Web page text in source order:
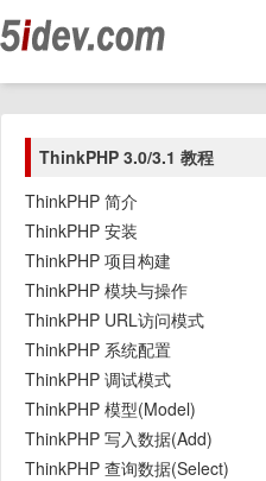
ThinkPHP 3.0/3.1 教程
ThinkPHP 简介
ThinkPHP 安装
ThinkPHP 项目构建
ThinkPHP 模块与操作
ThinkPHP URL访问模式
ThinkPHP 系统配置
ThinkPHP 调试模式
ThinkPHP 模型(Model)
ThinkPHP 写入数据(Add)
ThinkPHP 查询数据(Select)